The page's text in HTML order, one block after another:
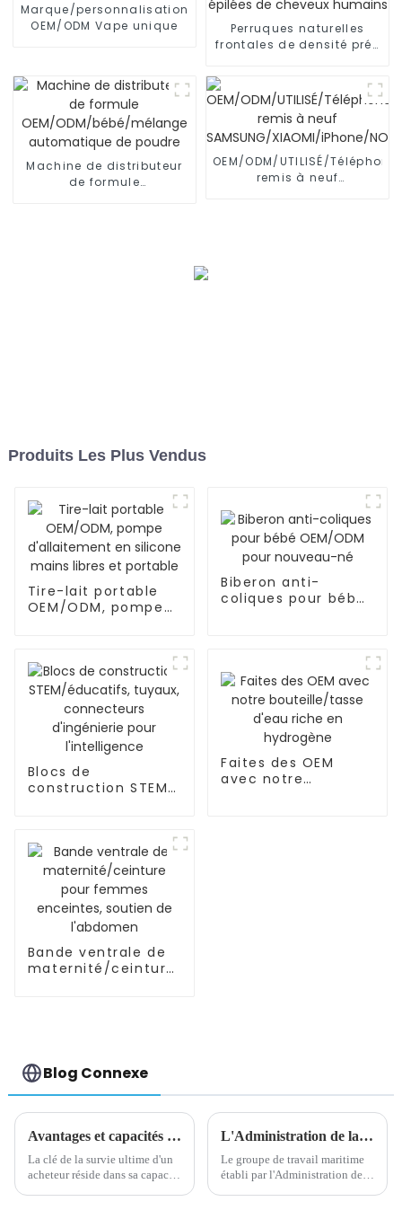
Marque/personnalisation
OEM/ODM Vape unique
Perruques naturelles
frontales de densité pré-
Machine de distributeur
de formule
OEM/ODM/UTILISÉ/Téléphone
remis à neuf
Produits Les Plus Vendus
Tire-lait portable
OEM/ODM, pompe
Biberon anti-
coliques pour bébé
Blocs de
construction STEM/
l'intelligence
Faites des OEM
avec notre
Bande ventrale de
maternité/ceinture
Blog Connexe
Avantages et capacités des agents d'achat
La clé de la survie ultime d'un
acheteur réside dans sa capacité
L'Administration de la sécurité maritime met en place un groupe de travail maritime à Yiwu, un port sec
Le groupe de travail maritime
établi par l'Administration de la